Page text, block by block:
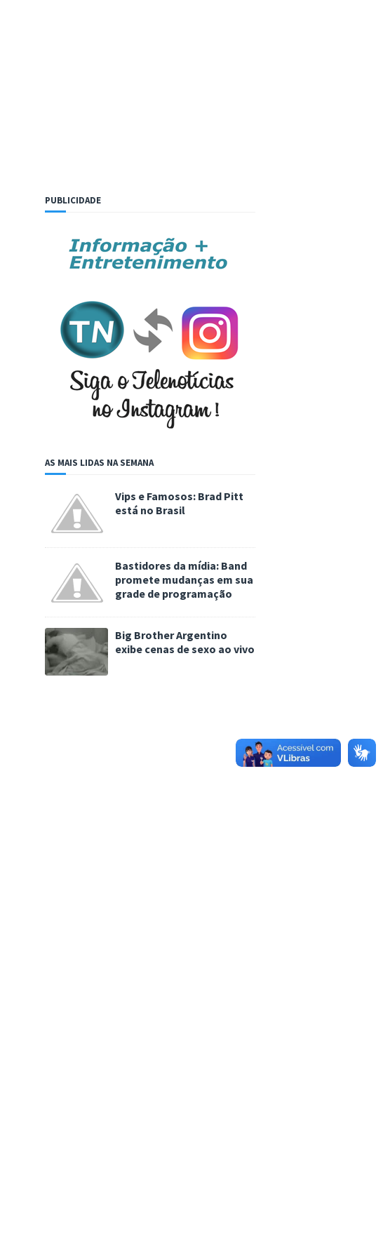
PUBLICIDADE
AS MAIS LIDAS NA SEMANA
Vips e Famosos: Brad Pitt
está no Brasil
Bastidores da mídia: Band
promete mudanças em sua
grade de programação
Big Brother Argentino
exibe cenas de sexo ao vivo